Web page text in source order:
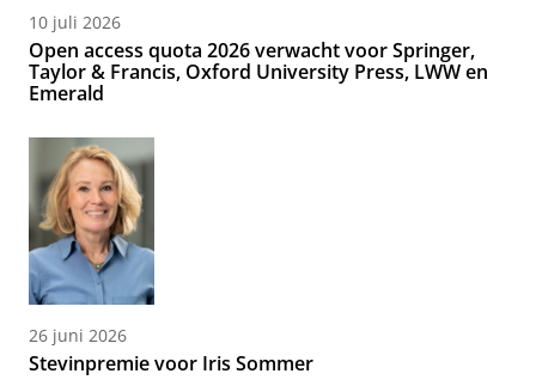
10 juli 2026
Open access quota 2026 verwacht voor Springer,
Taylor & Francis, Oxford University Press, LWW en
Emerald
26 juni 2026
Stevinpremie voor Iris Sommer